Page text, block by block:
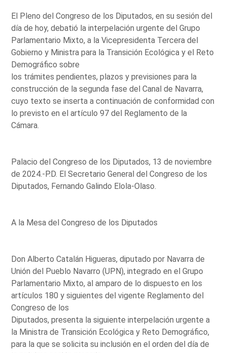
El Pleno del Congreso de los Diputados, en su sesión del
día de hoy, debatió la interpelación urgente del Grupo
Parlamentario Mixto, a la Vicepresidenta Tercera del
Gobierno y Ministra para la Transición Ecológica y el Reto
Demográfico sobre
los trámites pendientes, plazos y previsiones para la
construcción de la segunda fase del Canal de Navarra,
cuyo texto se inserta a continuación de conformidad con
lo previsto en el artículo 97 del Reglamento de la
Cámara.
Palacio del Congreso de los Diputados, 13 de noviembre
de 2024.-P.D. El Secretario General del Congreso de los
Diputados, Fernando Galindo Elola-Olaso.
A la Mesa del Congreso de los Diputados
Don Alberto Catalán Higueras, diputado por Navarra de
Unión del Pueblo Navarro (UPN), integrado en el Grupo
Parlamentario Mixto, al amparo de lo dispuesto en los
artículos 180 y siguientes del vigente Reglamento del
Congreso de los
Diputados, presenta la siguiente interpelación urgente a
la Ministra de Transición Ecológica y Reto Demográfico,
para la que se solicita su inclusión en el orden del día de